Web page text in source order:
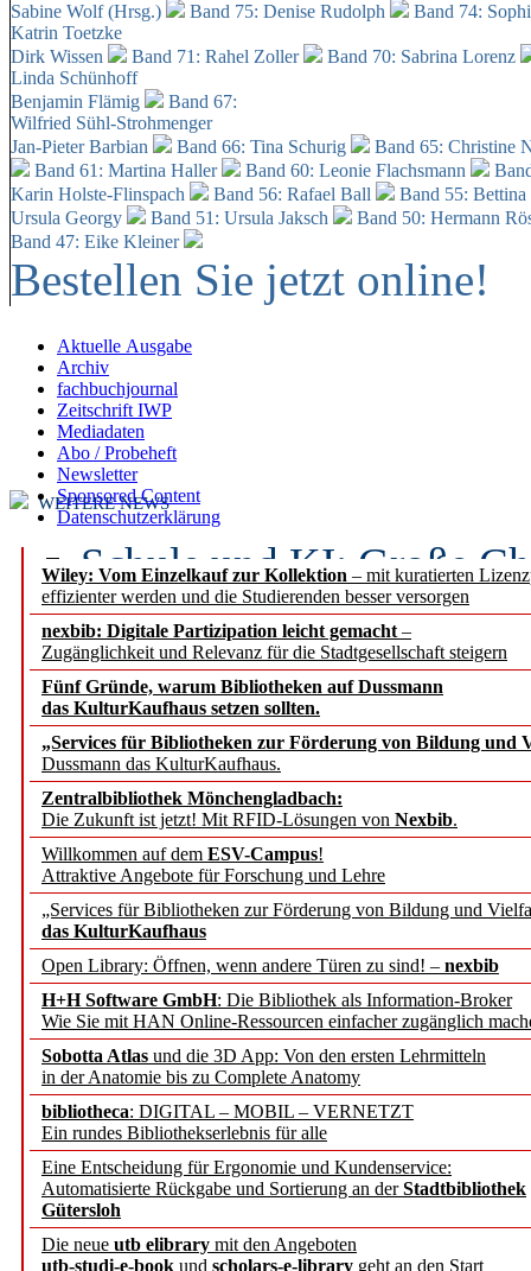
Sabine Wolf (Hrsg.)
Band 75: Denise Rudolph
Band 74:
Katrin Toetzke
Dirk Wissen
Band 71: Rahel Zoller
Band 70: Sabrina Lorenz
Linda Schünhoff
Benjamin Flämig
Band 67:
Wilfried Sühl-Strohmenger
Jan-Pieter Barbian
Band 66: Tina Schurig
Band 65: Christine
Band 61: Martina Haller
Band 60: Leonie Flachsmann
Karin Holste-Flinspach
Band 56: Rafael Ball
Band 55:
Ursula Georgy
Band 51: Ursula Jaksch Band 50: Hermann
Band 47: Eike Kleiner
Bestellen Sie jetzt online!
Aktuelle Ausgabe
Archiv
fachbuchjournal
Zeitschrift IWP
Mediadaten
Abo / Probeheft
Newsletter
Sponsored Content
Datenschutzerklärung
Wiley: Vom Einzelkauf zur Kollektion – mit kuratierten
effizienter werden und die Studierenden besser versorgen
nexbib: Digitale Partizipation leicht gemacht –
Zugänglichkeit und Relevanz für die Stadtgesellschaft steigern
Fünf Gründe, warum Bibliotheken auf Dussmann
das KulturKaufhaus setzen sollten.
„Services für Bibliotheken zur Förderung von Bildung und
Dussmann das KulturKaufhaus.
Zentralbibliothek Mönchengladbach:
Die Zukunft ist jetzt! Mit RFID-Lösungen von Nexbib.
Willkommen auf dem ESV-Campus!
Attraktive Angebote für Forschung und Lehre
„Services für Bibliotheken zur Förderung von Bildung und
das KulturKaufhaus
Open Library: Öffnen, wenn andere Türen zu sind! – nexbib
H+H Software GmbH: Die Bibliothek als Information-Broker
Wie Sie mit HAN Online-Ressourcen einfacher zugänglich
Sobotta Atlas und die 3D App: Von den ersten Lehrmitteln
in der Anatomie bis zu Complete Anatomy
bibliotheca: DIGITAL – MOBIL – VERNETZT
Ein rundes Bibliothekserlebnis für alle
Eine Entscheidung für Ergonomie und Kundenservice:
Automatisierte Rückgabe und Sortierung an derStadtbibliothek
Gütersloh
Die neue utb elibrary mit den Angeboten
utb-studi-e-book und scholars-e-library geht an den Start
WEITERE NEWS
Schule und KI: Große
Voraussetzungen
Erfolgreiches erstes
Segment Research –
angepasst
konstruktiv!
Mohr Siebeck
und die Zeitschrift für
Francke Attempto
EBSCO Information
Recherchefunktionen in
Sorbisches Institut neu
Geschichte und